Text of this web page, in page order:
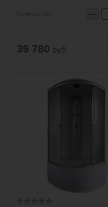
−
39 780 руб.